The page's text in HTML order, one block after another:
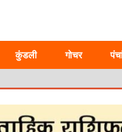
JOURNAL
–
कुंडली गोचर